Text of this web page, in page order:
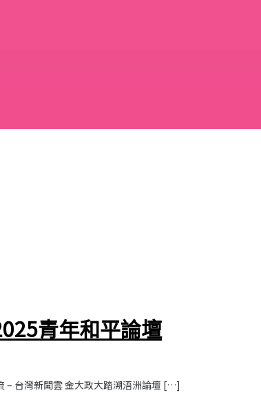
青年和平論壇
– 台灣新聞雲 金大政大踏溯浯洲論壇 […]